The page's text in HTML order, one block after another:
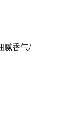
腻香气/